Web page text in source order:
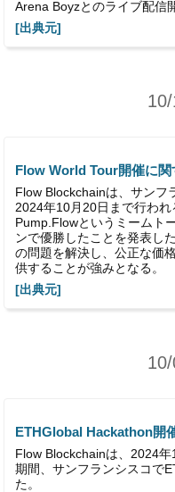
Arena Boyzとのライブ配信
[出典元]
Flow World Tour開催に関
Flow Blockchainは、サンフ
2024年10月20日まで行われ
Pump.Flowというミームト
ンで優勝したことを発表し
の問題を解決し、公正な価
供することが強みとなる。
[出典元]
ETHGlobal Hackathon開
Flow Blockchainは、2024
期間、サンフランシスコで
た。